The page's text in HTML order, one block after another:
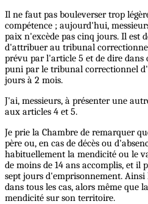
Il ne faut pas bouleverser trop
compétence ; aujourd'hui,
paix n'excède pas cinq jours. Il est
d'attribuer au tribunal
prévu par l'article 5 et de dire dans
puni par le tribunal correctionnel
jours à 2 mois.
J'ai, messieurs, à présenter une
aux articles 4 et 5.
Je prie la Chambre de remarquer
père ou, en cas de décès ou
habituellement la mendicité ou le
de moins de 14 ans accomplis, et il
sept jours d'emprisonnement.
dans tous les cas, alors même que
mendicité sur son territoire.